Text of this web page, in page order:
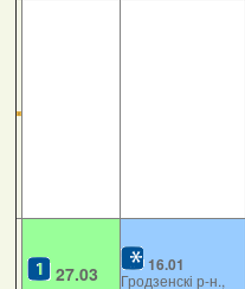
27.03 16.01
Гродзенскі р-н.,